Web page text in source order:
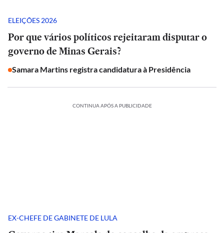
ELEIÇÕES 2026
Por que vários políticos rejeitaram disputar o
governo de Minas Gerais?
Samara Martins registra candidatura à Presidência
CONTINUA APÓS A PUBLICIDADE
EX-CHEFE DE GABINETE DE LULA